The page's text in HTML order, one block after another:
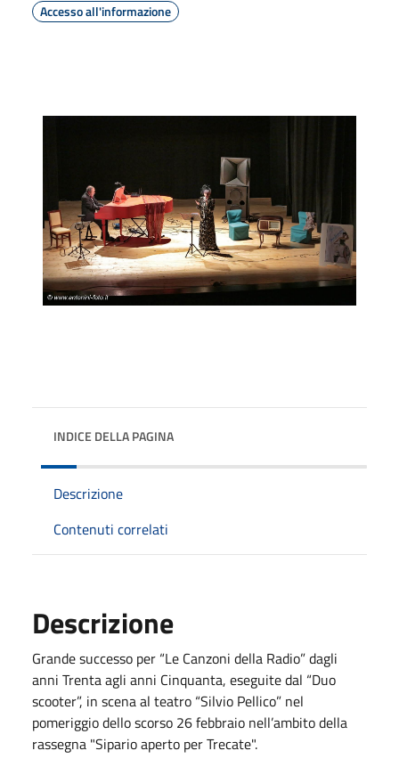
Accesso all'informazione
INDICE DELLA PAGINA
Descrizione
Contenuti correlati
Descrizione
Grande successo per “Le Canzoni della Radio” dagli
anni Trenta agli anni Cinquanta, eseguite dal “Duo
scooter”, in scena al teatro “Silvio Pellico” nel
pomeriggio dello scorso 26 febbraio nell’ambito della
rassegna "Sipario aperto per Trecate".